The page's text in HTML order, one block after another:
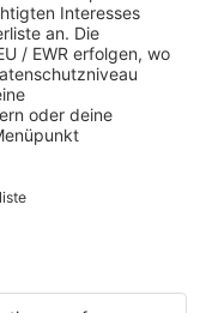
Kopp:
dass sie
Die Newcon